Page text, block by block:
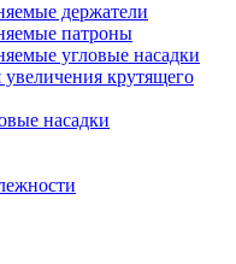
держатели
патроны
угловые насадки
крутящего
насадки